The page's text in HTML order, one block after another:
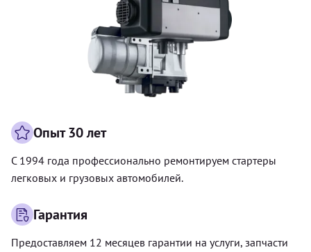
Опыт 30 лет
С 1994 года профессионально ремонтируем стартеры
легковых и грузовых автомобилей.
Гарантия
Предоставляем 12 месяцев гарантии на услуги, запчасти